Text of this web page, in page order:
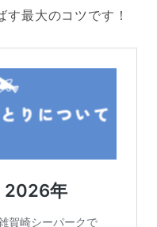
最大のコツです！